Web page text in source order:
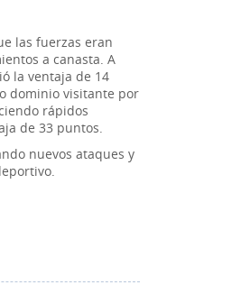
las fuerzas eran
a canasta. A
la ventaja de 14
dominio visitante por
rápidos
de 33 puntos.
nuevos ataques y